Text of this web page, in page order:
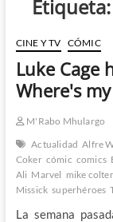
Etiqueta:
CINE Y TV CÓMIC
Luke Cage
Where's
M'Rabo Mhulargo
Actualidad Alfre
Coker cómic comics
Ali Marvel mike colter
Missick superhéroes
La semana